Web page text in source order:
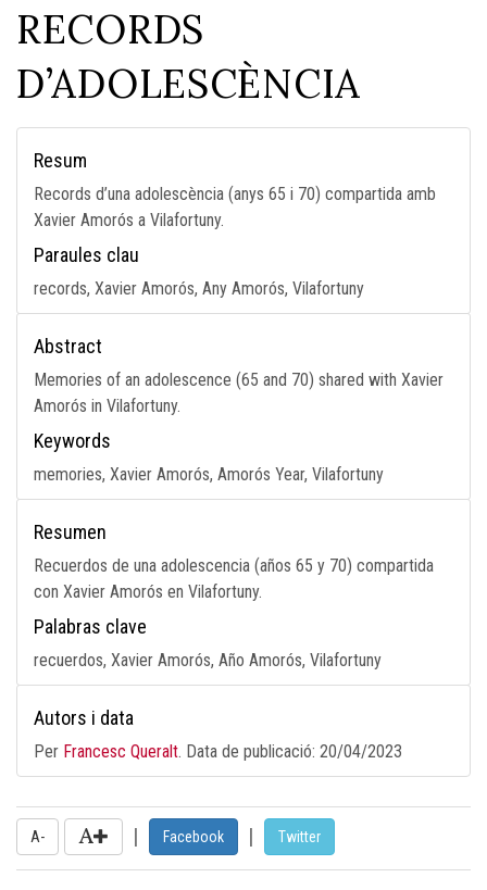
RECORDS
D’ADOLESCÈNCIA
Resum
Records d’una adolescència (anys 65 i 70) compartida amb
Xavier Amorós a Vilafortuny.
Paraules clau
records, Xavier Amorós, Any Amorós, Vilafortuny
Abstract
Memories of an adolescence (65 and 70) shared with Xavier
Amorós in Vilafortuny.
Keywords
memories, Xavier Amorós, Amorós Year, Vilafortuny
Resumen
Recuerdos de una adolescencia (años 65 y 70) compartida
con Xavier Amorós en Vilafortuny.
Palabras clave
recuerdos, Xavier Amorós, Año Amorós, Vilafortuny
Autors i data
Per Francesc Queralt. Data de publicació: 20/04/2023
A- | Facebook | Twitter